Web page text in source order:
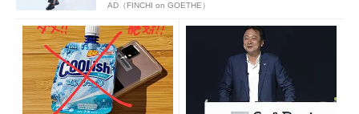
AD（FINCHI on GOETHE）